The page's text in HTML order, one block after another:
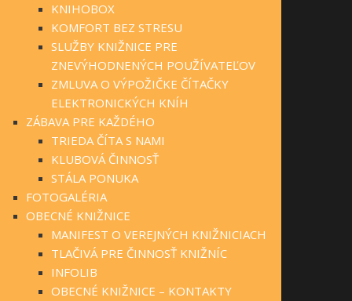
KNIHOBOX
KOMFORT BEZ STRESU
SLUŽBY KNIŽNICE PRE
ZNEVÝHODNENÝCH POUŽÍVATEĽOV
ZMLUVA O VÝPOŽIČKE ČÍTAČKY
ELEKTRONICKÝCH KNÍH
ZÁBAVA PRE KAŽDÉHO
TRIEDA ČÍTA S NAMI
KLUBOVÁ ČINNOSŤ
STÁLA PONUKA
FOTOGALÉRIA
OBECNÉ KNIŽNICE
MANIFEST O VEREJNÝCH KNIŽNICIACH
TLAČIVÁ PRE ČINNOSŤ KNIŽNÍC
INFOLIB
OBECNÉ KNIŽNICE – KONTAKTY